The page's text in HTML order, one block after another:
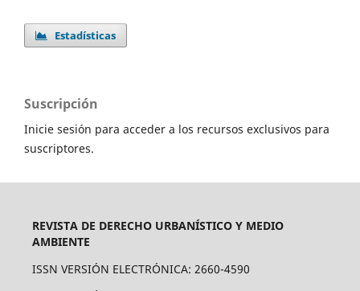
Estadísticas
Suscripción
Inicie sesión para acceder a los recursos exclusivos para
suscriptores.
REVISTA DE DERECHO URBANÍSTICO Y MEDIO
AMBIENTE
ISSN VERSIÓN ELECTRÓNICA: 2660-4590